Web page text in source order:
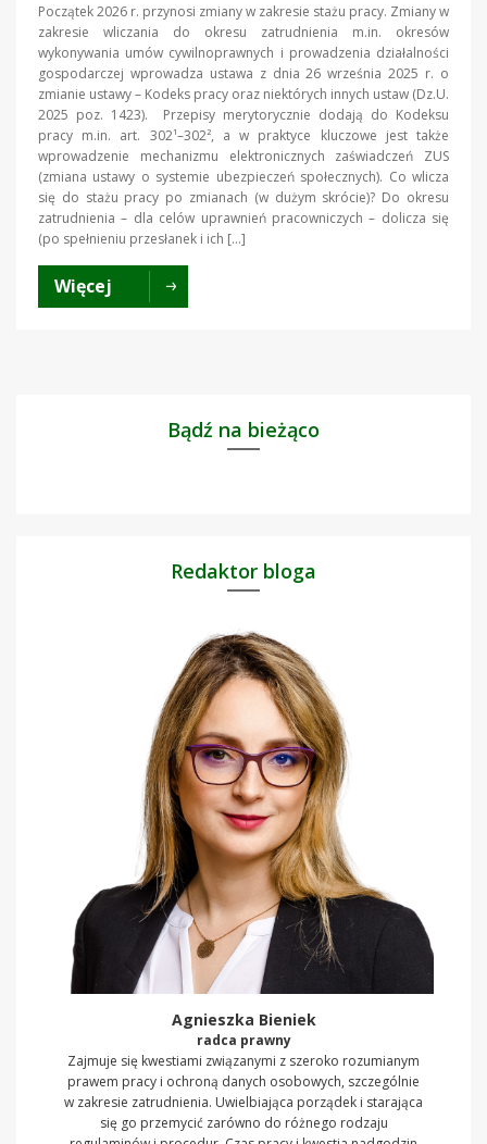
Początek 2026 r. przynosi zmiany w zakresie stażu pracy. Zmiany w
zakresie wliczania do okresu zatrudnienia m.in. okresów
wykonywania umów cywilnoprawnych i prowadzenia działalności
gospodarczej wprowadza ustawa z dnia 26 września 2025 r. o
zmianie ustawy – Kodeks pracy oraz niektórych innych ustaw (Dz.U.
2025 poz. 1423). Przepisy merytorycznie dodają do Kodeksu
pracy m.in. art. 302¹–302², a w praktyce kluczowe jest także
wprowadzenie mechanizmu elektronicznych zaświadczeń ZUS
(zmiana ustawy o systemie ubezpieczeń społecznych). Co wlicza
się do stażu pracy po zmianach (w dużym skrócie)? Do okresu
zatrudnienia – dla celów uprawnień pracowniczych – dolicza się
(po spełnieniu przesłanek i ich […]
Więcej
Bądź na bieżąco
Redaktor bloga
Agnieszka Bieniek
radca prawny
Zajmuje się kwestiami związanymi z szeroko rozumianym
prawem pracy i ochroną danych osobowych, szczególnie
w zakresie zatrudnienia. Uwielbiająca porządek i starająca
się go przemycić zarówno do różnego rodzaju